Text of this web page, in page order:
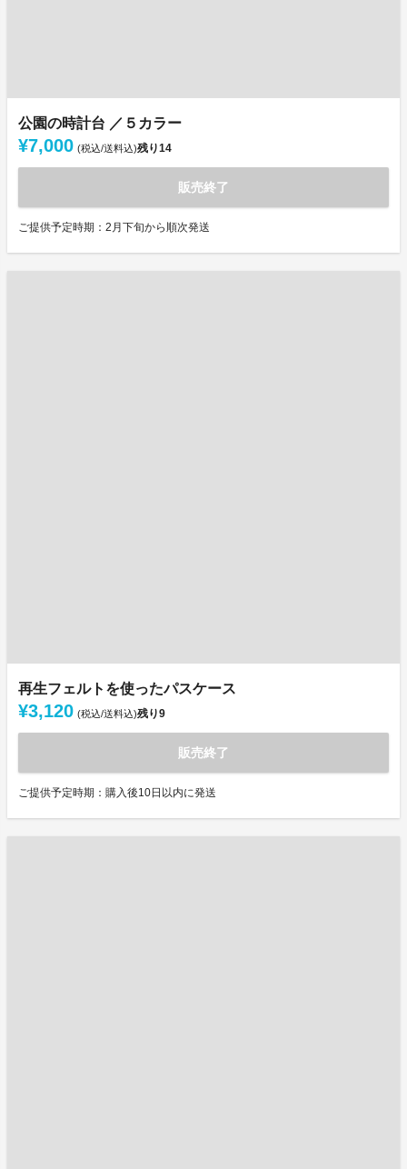
公園の時計台 ／５カラー
¥7,000 (税込/送料込)残り14
販売終了
ご提供予定時期：2月下旬から順次発送
再生フェルトを使ったパスケース
¥3,120 (税込/送料込)残り9
販売終了
ご提供予定時期：購入後10日以内に発送